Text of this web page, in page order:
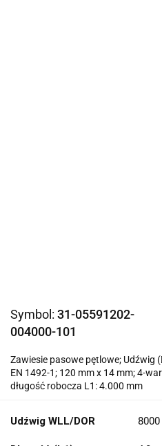
Symbol: 31-05591202-
004000-101
Zawiesie pasowe pętlowe; Udźwig
EN 1492-1; 120 mm x 14 mm; 4-
długość robocza L1: 4.000 mm
Udźwig WLL/DOR